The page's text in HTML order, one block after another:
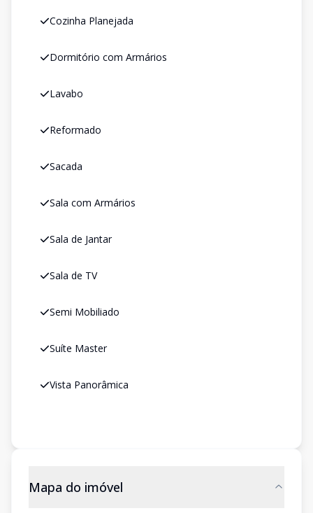
Cozinha Planejada
Dormitório com Armários
Lavabo
Reformado
Sacada
Sala com Armários
Sala de Jantar
Sala de TV
Semi Mobiliado
Suíte Master
Vista Panorâmica
Mapa do imóvel